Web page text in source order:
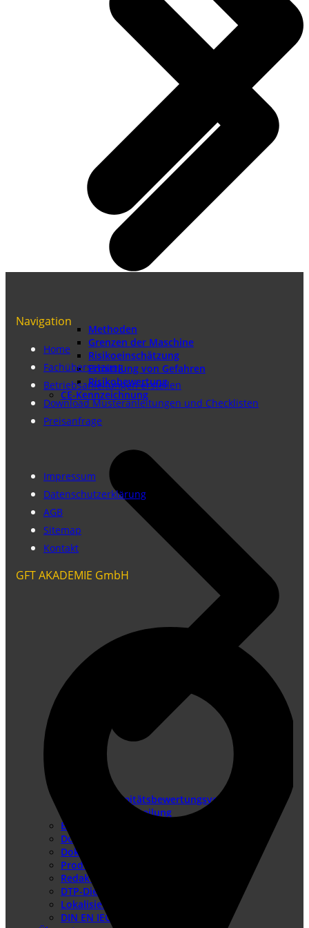
Methoden
Grenzen der Maschine
Risikoeinschätzung
Ermittlung von Gefahren
Risikobewertung
CE-Kennzeichnung
Konformitätsbewertungsverfahren
Risikobeurteilung
Betriebsanleitung erstellen
Doku-Check
Dokumentationsüberarbeitung
Produkthaftung USA
Redaktionssysteme
DTP-Dienste
Lokalisierung
DIN EN IEC/IEEE 82079-1
Navigation
Home
Fachübersetzung
Betriebsanleitungen erstellen
Download Musteranleitungen und Checklisten
Preisanfrage
Impressum
Datenschutzerklärung
AGB
Sitemap
Kontakt
GFT AKADEMIE GmbH